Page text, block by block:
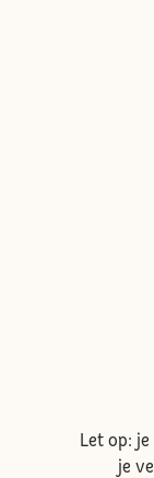
Let op:
je